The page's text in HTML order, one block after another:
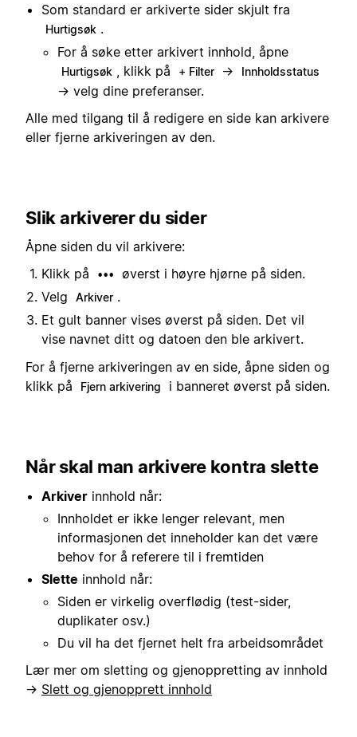
Som standard er arkiverte sider skjult fra
Hurtigsøk .
For å søke etter arkivert innhold, åpne
Hurtigsøk , klikk på + Filter → Innholdsstatus
→ velg dine preferanser.
Alle med tilgang til å redigere en side kan arkivere
eller fjerne arkiveringen av den.
Slik arkiverer du sider
Åpne siden du vil arkivere:
Klikk på
•••
øverst i høyre hjørne på siden.
Velg
Arkiver .
Et gult banner vises øverst på siden. Det vil
vise navnet ditt og datoen den ble arkivert.
For å fjerne arkiveringen av en side, åpne siden og
klikk på
Fjern arkivering i banneret øverst på siden.
Når skal man arkivere kontra slette
Arkiver innhold når:
Innholdet er ikke lenger relevant, men
informasjonen det inneholder kan det være
behov for å referere til i fremtiden
Slette innhold når:
Siden er virkelig overflødig (test-sider,
duplikater osv.)
Du vil ha det fjernet helt fra arbeidsområdet
Lær mer om sletting og gjenoppretting av innhold
→ Slett og gjenopprett innhold